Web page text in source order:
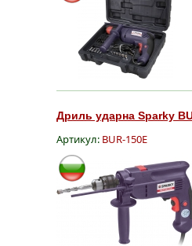
Дриль ударна Sparky
Артикул: BUR-150E